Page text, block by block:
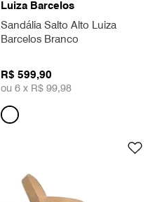
Luiza Barcelos
Sandália Salto Alto Luiza
Barcelos Branco
R$ 599,90
ou 6 x R$ 99,98